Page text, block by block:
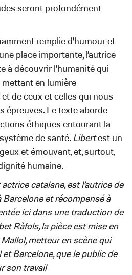
seront profondément
remplie d’humour et
place importante, l’autrice
à découvrir l’humanité qui
mettant en lumière
et de ceux et celles qui nous
épreuves. Le texte aborde
éthiques entourant la
de santé. Libertest un
et émouvant, et, surtout,
humaine.
catalane, est l’autrice de
Barcelone et récompensé à
ici dans une traduction de
Ràfols, la pièce est mise en
metteur en scène qui
Barcelone, que le public de
son travail